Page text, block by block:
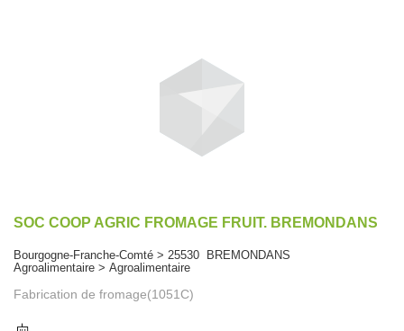
SOC COOP AGRIC FROMAGE FRUIT. BREMONDANS
Bourgogne-Franche-Comté > 25530 BREMONDANS
Agroalimentaire > Agroalimentaire
Fabrication de fromage(1051C)